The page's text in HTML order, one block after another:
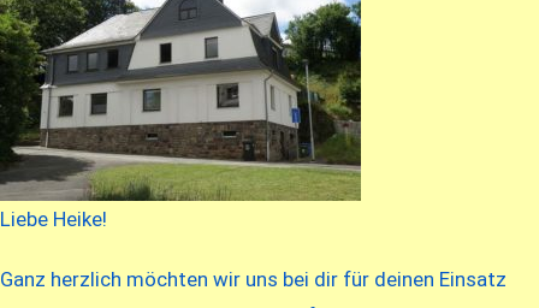
Liebe Heike!
Ganz herzlich möchten wir uns bei dir für deinen Einsatz